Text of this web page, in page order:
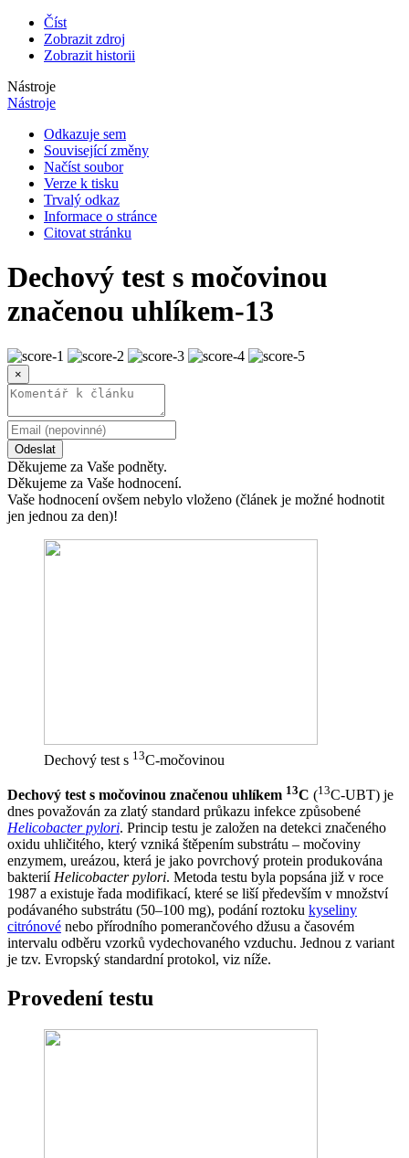
Číst
Zobrazit zdroj
Zobrazit historii
Nástroje
Nástroje
Odkazuje sem
Související změny
Načíst soubor
Verze k tisku
Trvalý odkaz
Informace o stránce
Citovat stránku
Dechový test s močovinou
značenou uhlíkem-13
×
Odeslat
Děkujeme za Vaše podněty.
Děkujeme za Vaše hodnocení.
Vaše hodnocení ovšem nebylo vloženo (článek je možné hodnotit
jen jednou za den)!
Dechový test s 13C-močovinou
Dechový test s močovinou značenou uhlíkem 13C (13C-UBT) je
dnes považován za zlatý standard průkazu infekce způsobené
Helicobacter pylori. Princip testu je založen na detekci značeného
oxidu uhličitého, který vzniká štěpením substrátu – močoviny
enzymem, ureázou, která je jako povrchový protein produkována
bakterií Helicobacter pylori. Metoda testu byla popsána již v roce
1987 a existuje řada modifikací, které se liší především v množství
podávaného substrátu (50–100 mg), podání roztoku kyseliny
citrónové nebo přírodního pomerančového džusu a časovém
intervalu odběru vzorků vydechovaného vzduchu. Jednou z variant
je tzv. Evropský standardní protokol, viz níže.
Provedení testu